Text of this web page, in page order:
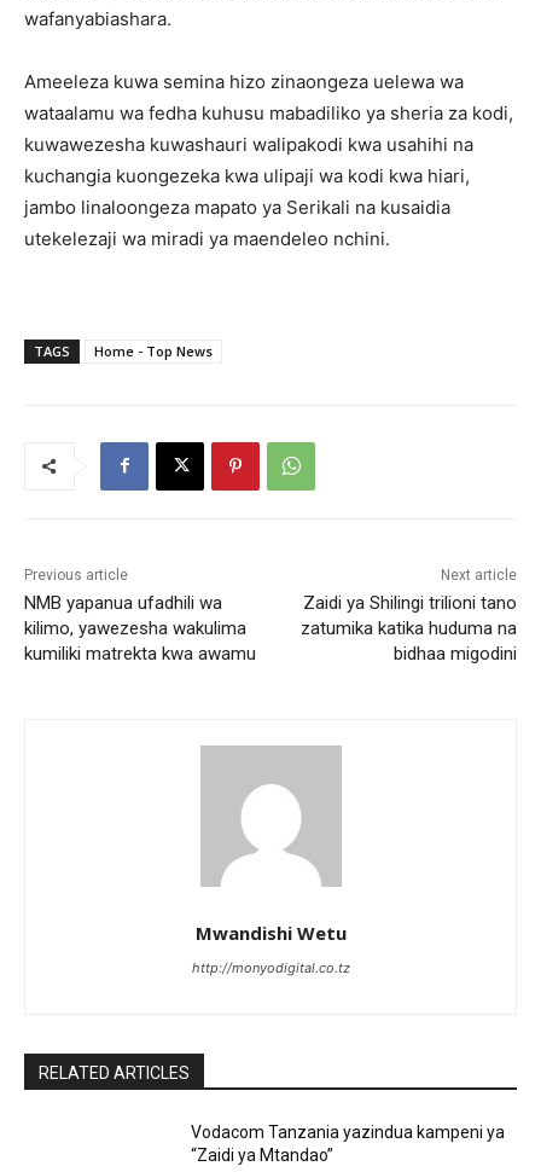
wafanyabiashara.
Ameeleza kuwa semina hizo zinaongeza uelewa wa
wataalamu wa fedha kuhusu mabadiliko ya sheria za kodi,
kuwawezesha kuwashauri walipakodi kwa usahihi na
kuchangia kuongezeka kwa ulipaji wa kodi kwa hiari,
jambo linaloongeza mapato ya Serikali na kusaidia
utekelezaji wa miradi ya maendeleo nchini.
TAGS Home - Top News
Previous article
NMB yapanua ufadhili wa
kilimo, yawezesha wakulima
kumiliki matrekta kwa awamu
Next article
Zaidi ya Shilingi trilioni tano
zatumika katika huduma na
bidhaa migodini
Mwandishi Wetu
http://monyodigital.co.tz
RELATED ARTICLES
Vodacom Tanzania yazindua kampeni ya
“Zaidi ya Mtandao”